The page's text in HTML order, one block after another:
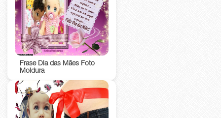
Frase Dia das Mães Foto
Moldura